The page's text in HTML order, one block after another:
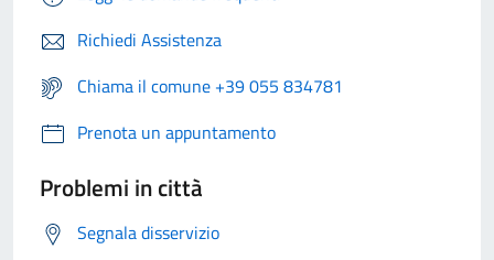
Richiedi Assistenza
Chiama il comune +39 055 834781
Prenota un appuntamento
Problemi in città
Segnala disservizio